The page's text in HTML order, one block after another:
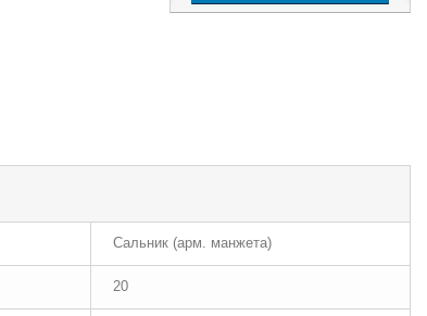
Сальник (арм. манжета)
20